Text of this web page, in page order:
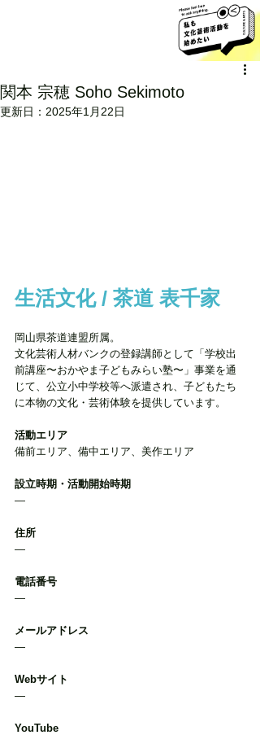
関本 宗穂 Soho Sekimoto
更新日： 2025年1月22日
生活文化 / 茶道 表千家
岡山県茶道連盟所属。
文化芸術人材バンクの登録講師として「学校出
前講座〜おかやま子どもみらい塾〜」事業を通
じて、公立小中学校等へ派遣され、子どもたち
に本物の文化・芸術体験を提供しています。
活動エリア
備前エリア、備中エリア、美作エリア
設立時期・活動開始時期
―
住所
―
電話番号
―
メールアドレス
―
Webサイト
―
YouTube